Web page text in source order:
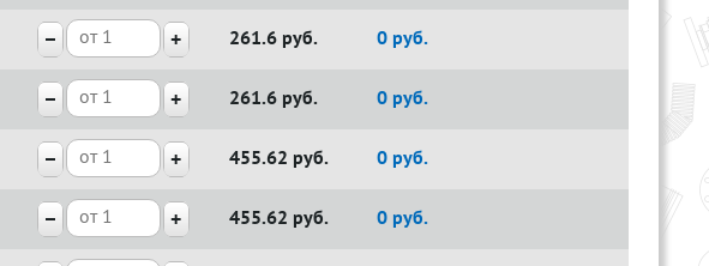
261.6 руб. 0 руб.
261.6 руб. 0 руб.
455.62 руб. 0 руб.
455.62 руб. 0 руб.